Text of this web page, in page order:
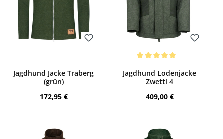
Jagdhund Jacke Traberg
(grün)
Regulärer Preis:
172,95 €
Bewerten
Jagdhund Lodenjacke
Zwettl 4
Regulärer Preis:
409,00 €